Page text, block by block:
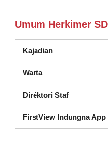
Umum Herkimer SD
Kajadian
Warta
Diréktori Staf
FirstView Indungna App